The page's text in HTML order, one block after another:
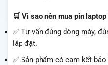
🛒 Vì sao nên mua pin
✅ Tư vấn đúng dòng máy,
lắp đặt.
✅ Sản phẩm có cam kết